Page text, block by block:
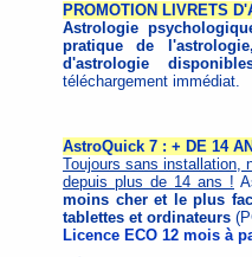
PROMOTION LIVRETS
Astrologie
pratique de
d'astrologie
téléchargement immédiat.
AstroQuick 7 : + DE 14
Toujours sans installation,
depuis plus de 14 ans !
moins cher et le plus
tablettes et ordinateurs
Licence ECO 12 mois à